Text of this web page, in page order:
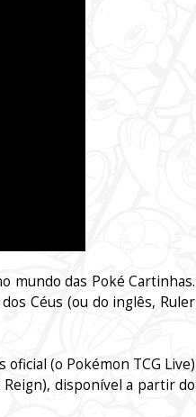
mundo das Poké Cartinhas.
Céus (ou do inglês, Ruler
(o Pokémon TCG Live)
Reign), disponível a partir do